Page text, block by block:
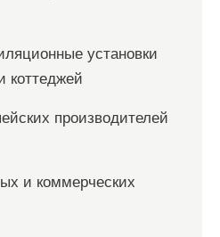
установки
коттеджей
производителей
и коммерческих